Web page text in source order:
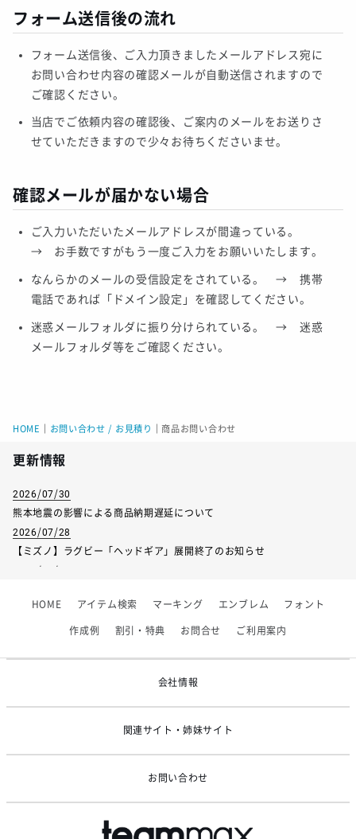
フォーム送信後の流れ
フォーム送信後、ご入力頂きましたメールアドレス宛に
お問い合わせ内容の確認メールが自動送信されますので
ご確認ください。
当店でご依頼内容の確認後、ご案内のメールをお送りさ
せていただきますので少々お待ちくださいませ。
確認メールが届かない場合
ご入力いただいたメールアドレスが間違っている。
→ お手数ですがもう一度ご入力をお願いいたします。
なんらかのメールの受信設定をされている。 → 携帯
電話であれば「ドメイン設定」を確認してください。
迷惑メールフォルダに振り分けられている。 → 迷惑
メールフォルダ等をご確認ください。
HOME お問い合わせ / お見積り ｜商品お問い合わせ
更新情報
2026/07/30
熊本地震の影響による商品納期遅延について
2026/07/28
【ミズノ】ラグビー「ヘッドギア」展開終了のお知らせ
2026/07/01
2026/06/09
【アシックス】一部商品「生地の在庫限り」廃盤のお知らせ
HOME アイテム検索 マーキング エンブレム フォント
作成例 割引・特典 お問合せ ご利用案内
会社情報
関連サイト・姉妹サイト
お問い合わせ